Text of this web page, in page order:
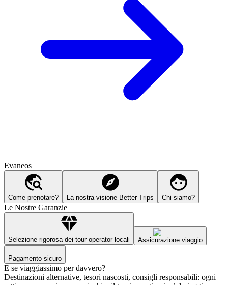
Evaneos
Come prenotare? La nostra visione Better Trips Chi siamo?
Le Nostre Garanzie
Selezione rigorosa dei tour operator locali Assicurazione viaggio
Pagamento sicuro
E se viaggiassimo per davvero?
Destinazioni alternative, tesori nascosti, consigli responsabili: ogni